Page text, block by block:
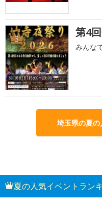
3 第4
みんな
埼玉県の夏
夏の人気イベントラン